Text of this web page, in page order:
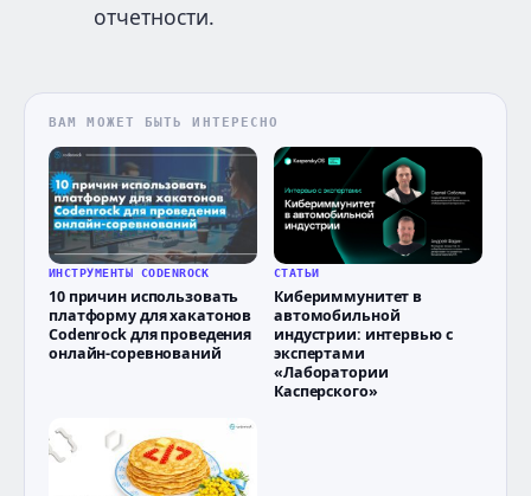
отчетности.
ВАМ МОЖЕТ БЫТЬ ИНТЕРЕСНО
ИНСТРУМЕНТЫ CODENROCK
10 причин использовать
платформу для хакатонов
Codenrock для проведения
онлайн-соревнований
СТАТЬИ
Кибериммунитет в
автомобильной
индустрии: интервью с
экспертами
«Лаборатории
Касперского»